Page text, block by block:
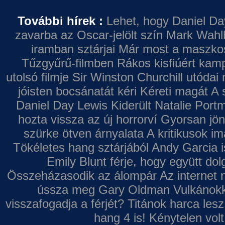
További hírek : Lehet, hogy Daniel
zavarba az Oscar-jelölt szín Mark
iramban sztárjai Már most a
Tűzgyűrű-filmben Rákos kisfiúért
utolsó filmje Sir Winston Churchill utódai
jóisten bocsánatát kéri Kéreti magát A
Daniel Day Lewis Kiderült Natalie
hozta vissza az új horrorví Gyorsan
szürke ötven árnyalata A kritikusok
Tökéletes hang sztárjából Andy Garcia
Emily Blunt férje, hogy együtt
Összeházasodik az álompár Az internet
ússza meg Gary Oldman
visszafogadja a férjét? Titánok harca
hang 4 is! Kénytelen